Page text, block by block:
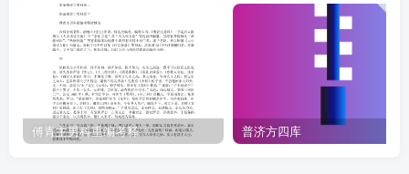
傅青主男科重编考释 普济方四库